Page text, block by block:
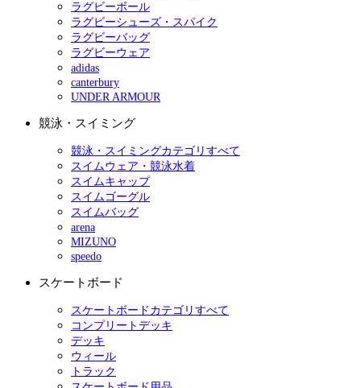
ラグビーボール
ラグビーシューズ・スパイク
ラグビーバッグ
ラグビーウェア
adidas
canterbury
UNDER ARMOUR
競泳・スイミング
競泳・スイミングカテゴリすべて
スイムウェア・競泳水着
スイムキャップ
スイムゴーグル
スイムバッグ
arena
MIZUNO
speedo
スケートボード
スケートボードカテゴリすべて
コンプリートデッキ
デッキ
ウィール
トラック